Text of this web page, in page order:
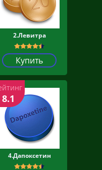
2.Левитра
Купить
4.Дапоксетин
8.1